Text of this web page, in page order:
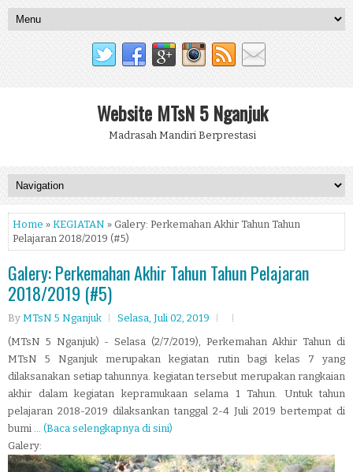
Website MTsN 5 Nganjuk
Madrasah Mandiri Berprestasi
Home » KEGIATAN » Galery: Perkemahan Akhir Tahun Tahun
Pelajaran 2018/2019 (#5)
Galery: Perkemahan Akhir Tahun Tahun Pelajaran
2018/2019 (#5)
By MTsN 5 Nganjuk
Selasa, Juli 02, 2019
(MTsN 5 Nganjuk) - Selasa (2/7/2019), Perkemahan Akhir Tahun di
MTsN 5 Nganjuk merupakan kegiatan rutin bagi kelas 7 yang
dilaksanakan setiap tahunnya. kegiatan tersebut merupakan rangkaian
akhir dalam kegiatan kepramukaan selama 1 Tahun. Untuk tahun
pelajaran 2018-2019 dilaksankan tanggal 2-4 Juli 2019 bertempat di
bumi ... (Baca selengkapnya di sini)
Galery: